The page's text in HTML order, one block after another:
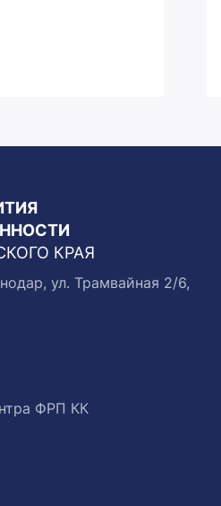
КРАЯ
ул. Трамвайная 2/6,
ФРП КК